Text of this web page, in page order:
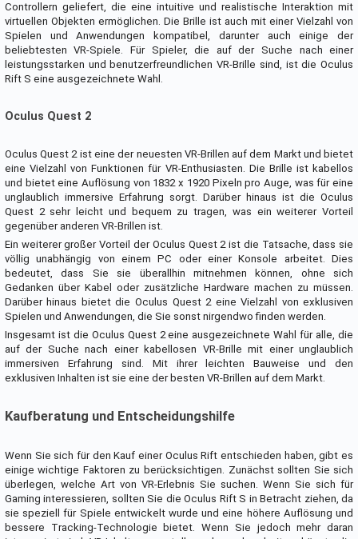
Controllern geliefert, die eine intuitive und realistische Interaktion mit
virtuellen Objekten ermöglichen. Die Brille ist auch mit einer Vielzahl von
Spielen und Anwendungen kompatibel, darunter auch einige der
beliebtesten VR-Spiele. Für Spieler, die auf der Suche nach einer
leistungsstarken und benutzerfreundlichen VR-Brille sind, ist die Oculus
Rift S eine ausgezeichnete Wahl.
Oculus Quest 2
Oculus Quest 2 ist eine der neuesten VR-Brillen auf dem Markt und bietet
eine Vielzahl von Funktionen für VR-Enthusiasten. Die Brille ist kabellos
und bietet eine Auflösung von 1832 x 1920 Pixeln pro Auge, was für eine
unglaublich immersive Erfahrung sorgt. Darüber hinaus ist die Oculus
Quest 2 sehr leicht und bequem zu tragen, was ein weiterer Vorteil
gegenüber anderen VR-Brillen ist.
Ein weiterer großer Vorteil der Oculus Quest 2 ist die Tatsache, dass sie
völlig unabhängig von einem PC oder einer Konsole arbeitet. Dies
bedeutet, dass Sie sie überallhin mitnehmen können, ohne sich
Gedanken über Kabel oder zusätzliche Hardware machen zu müssen.
Darüber hinaus bietet die Oculus Quest 2 eine Vielzahl von exklusiven
Spielen und Anwendungen, die Sie sonst nirgendwo finden werden.
Insgesamt ist die Oculus Quest 2 eine ausgezeichnete Wahl für alle, die
auf der Suche nach einer kabellosen VR-Brille mit einer unglaublich
immersiven Erfahrung sind. Mit ihrer leichten Bauweise und den
exklusiven Inhalten ist sie eine der besten VR-Brillen auf dem Markt.
Kaufberatung und Entscheidungshilfe
Wenn Sie sich für den Kauf einer Oculus Rift entschieden haben, gibt es
einige wichtige Faktoren zu berücksichtigen. Zunächst sollten Sie sich
überlegen, welche Art von VR-Erlebnis Sie suchen. Wenn Sie sich für
Gaming interessieren, sollten Sie die Oculus Rift S in Betracht ziehen, da
sie speziell für Spiele entwickelt wurde und eine höhere Auflösung und
bessere Tracking-Technologie bietet. Wenn Sie jedoch mehr daran